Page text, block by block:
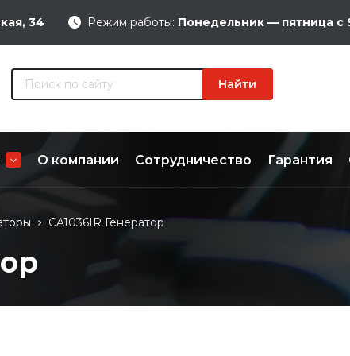
34 Режим работы: Понедельник — пятница с
Найти
Замена бендикса стартера
О компании Сотрудничество Гарантия
CA1036IR Генератор